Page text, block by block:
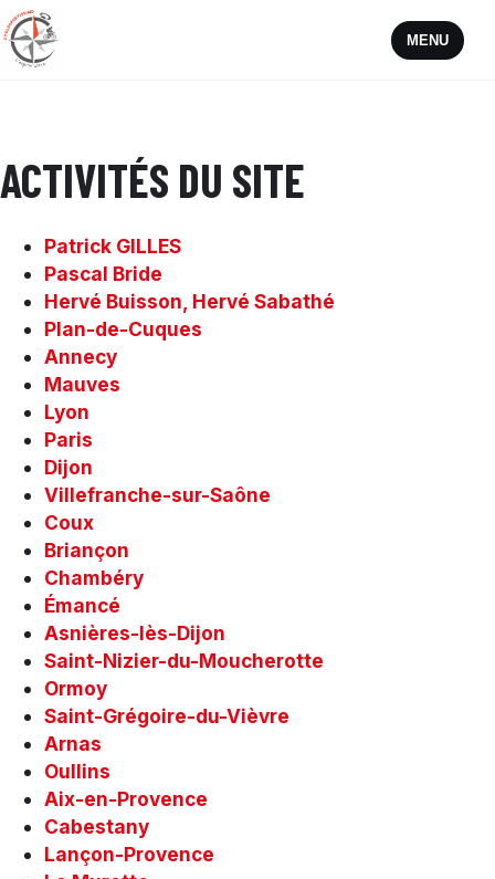
MENU
ACTIVITÉS DU SITE
Patrick GILLES
Pascal Bride
Hervé Buisson, Hervé Sabathé
Plan-de-Cuques
Annecy
Mauves
Lyon
Paris
Dijon
Villefranche-sur-Saône
Coux
Briançon
Chambéry
Émancé
Asnières-lès-Dijon
Saint-Nizier-du-Moucherotte
Ormoy
Saint-Grégoire-du-Vièvre
Arnas
Oullins
Aix-en-Provence
Cabestany
Lançon-Provence